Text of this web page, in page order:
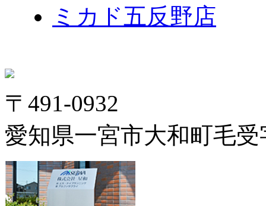
ミカド五反野店
〒491-0932
愛知県一宮市大和町毛受